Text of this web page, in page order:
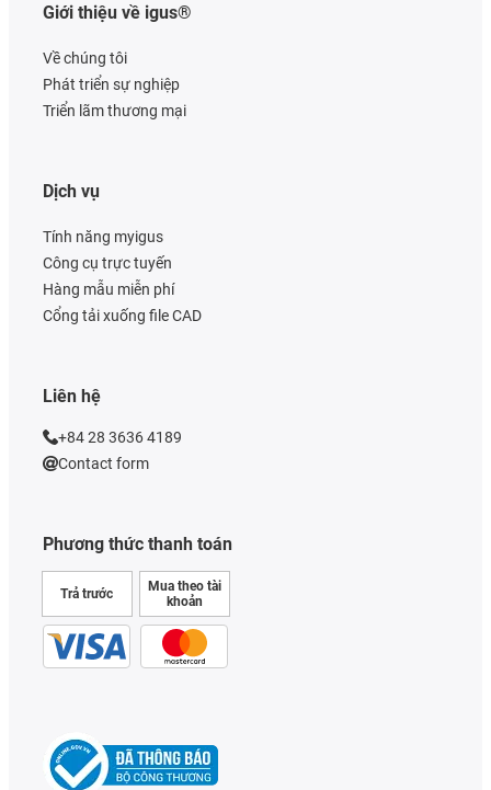
Giới thiệu về igus®
Về chúng tôi
Phát triển sự nghiệp
Triển lãm thương mại
Phương thức thanh toán
Trả trước
Mua theo tài
khoản
Dịch vụ
Tính năng myigus
Công cụ trực tuyến
Hàng mẫu miễn phí
Cổng tải xuống file CAD
Liên hệ
+84 28 3636 4189
Contact form